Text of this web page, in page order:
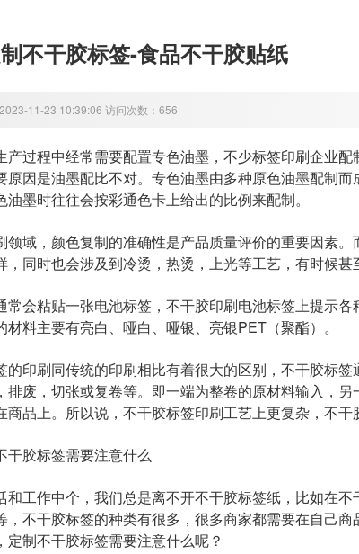
不干胶标签-食品不干胶贴纸
11-23 10:39:06 访问次数：656
产过程中经常需要配置专色油墨，不少标签印刷企业
原因是油墨配比不对。专色油墨由多种原色油墨配制
油墨时往往会按彩通色卡上给出的比例来配制。
领域，颜色复制的准确性是产品质量评价的重要因素
，同时也会涉及到冷烫，热烫，上光等工艺，有时候甚
常会粘贴一张电池标签，不干胶印刷电池标签上提示
材料主要有亮白、哑白、哑银、亮银PET（聚酯）。
的印刷同传统的印刷相比有着很大的区别，不干胶标
排废，切张或复卷等。即一端为整卷的原材料输入，
商品上。所以说，不干胶标签印刷工艺上更复杂，不干
干胶标签需要注意什么
和工作中个，我们总是离不开不干胶标签纸，比如在
，不干胶标签的种类有很多，很多商家都需要在自己
定制不干胶标签需要注意什么呢？